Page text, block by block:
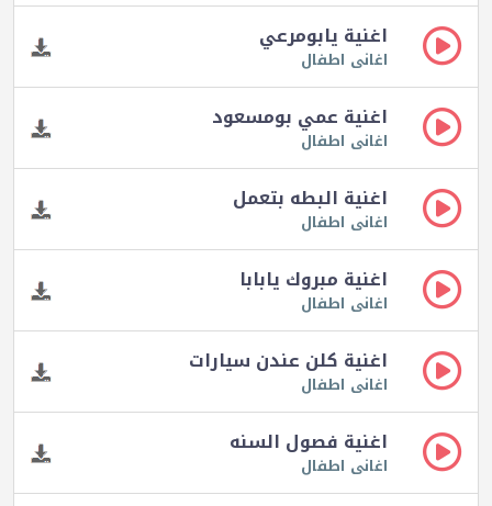
اغنية يابومرعي
اغانى اطفال
اغنية عمي بومسعود
اغانى اطفال
اغنية البطه بتعمل
اغانى اطفال
اغنية مبروك يابابا
اغانى اطفال
اغنية كلن عندن سيارات
اغانى اطفال
اغنية فصول السنه
اغانى اطفال